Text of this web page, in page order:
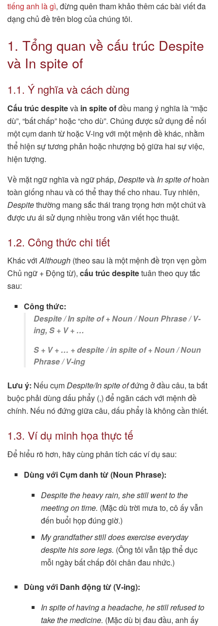
tiếng anh là gì, đừng quên tham khảo thêm các bài viết đa
dạng chủ đề trên blog của chúng tôi.
1. Tổng quan về cấu trúc Despite
và In spite of
1.1. Ý nghĩa và cách dùng
Cấu trúc despitevà in spite ofđều mang ý nghĩa là “mặc
dù”, “bất chấp” hoặc “cho dù”. Chúng được sử dụng để nối
một cụm danh từ hoặc V-ing với một mệnh đề khác, nhằm
thể hiện sự tương phản hoặc nhượng bộ giữa hai sự việc,
hiện tượng.
Về mặt ngữ nghĩa và ngữ pháp, Despitevà In spite ofhoàn
toàn giống nhau và có thể thay thế cho nhau. Tuy nhiên,
Despitethường mang sắc thái trang trọng hơn một chút và
được ưu ái sử dụng nhiều trong văn viết học thuật.
1.2. Công thức chi tiết
Khác vớiAlthough (theo sau là một mệnh đề trọn vẹn gồm
Chủ ngữ + Động từ), cấu trúc despitetuân theo quy tắc
sau:
Công thức:
Despite / In spite of + Noun / Noun Phrase / V-
ing, S + V + …
S + V + … + despite / in spite of + Noun / Noun
Phrase / V-ing
Lưu ý: Nếu cụmDespite/In spite ofđứng ở đầu câu, ta bắt
buộc phải dùng dấu phẩy (,) để ngăn cách với mệnh đề
chính. Nếu nó đứng giữa câu, dấu phẩy là không cần thiết.
1.3. Ví dụ minh họa thực tế
Để hiểu rõ hơn, hãy cùng phân tích các ví dụ sau:
Dùng với Cụm danh từ (Noun Phrase):
Despite the heavy rain, she still went to the
meeting on time. (Mặc dù trời mưa to, cô ấy vẫn
đến buổi họp đúng giờ.)
My grandfather still does exercise everyday
despite his sore legs. (Ông tôi vẫn tập thể dục
mỗi ngày bất chấp đôi chân đau nhức.)
Dùng với Danh động từ (V-ing):
In spite of having a headache, he still refused to
take the medicine. (Mặc dù bị đau đầu, anh ấy